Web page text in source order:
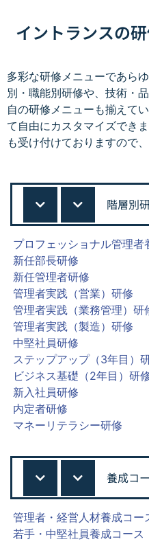
イントランスの
多彩な研修メニューであら
別・職能別研修や、技術・
自の研修メニューも揃えて
て自由にカスタマイズでき
も受け付けておりますので
階層別
プロフェッショナル管理者
新任部長研修
新任管理者研修
管理者実践（営業）研修
管理者実践（業務管理）研
管理者実践（製造）研修
中堅社員研修
ステップアップ（3年目）
ビジネス基礎（2年目）研
新入社員研修
内定者研修
マネーリテラシー研修
養成コ
管理者・経営人材養成コー
若手・中堅社員養成コース